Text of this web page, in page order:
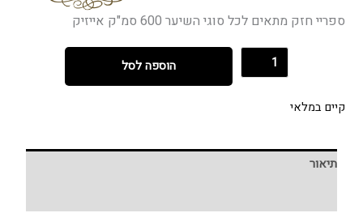
ספריי חזק מתאים לכל סוגי השיער 600 סמ"ק אייזיק
הוספה לסל
קיים במלאי
תיאור